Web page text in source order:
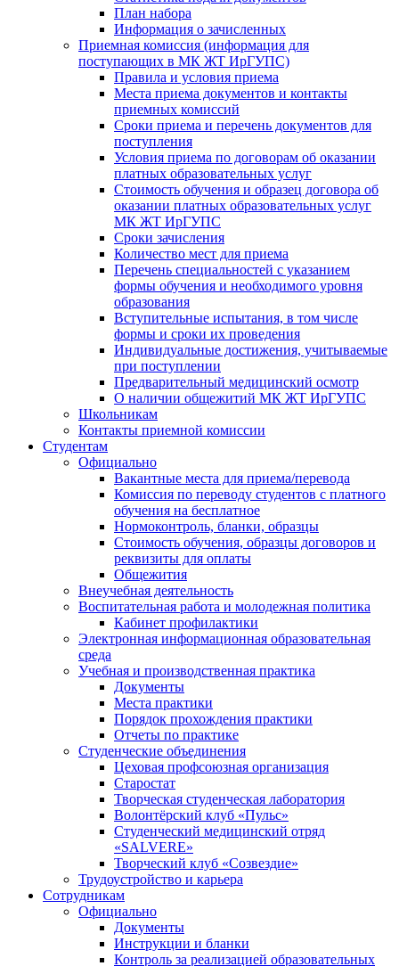
План набора
Информация о зачисленных
Приемная комиссия (информация для
поступающих в МК ЖТ ИрГУПС)
Правила и условия приема
Места приема документов и контакты
приемных комиссий
Сроки приема и перечень документов для
поступления
Условия приема по договорам об оказании
платных образовательных услуг
Стоимость обучения и образец договора об
оказании платных образовательных услуг
МК ЖТ ИрГУПС
Сроки зачисления
Количество мест для приема
Перечень специальностей с указанием
формы обучения и необходимого уровня
образования
Вступительные испытания, в том числе
формы и сроки их проведения
Индивидуальные достижения, учитываемые
при поступлении
Предварительный медицинский осмотр
О наличии общежитий МК ЖТ ИрГУПС
Школьникам
Контакты приемной комиссии
Студентам
Официально
Вакантные места для приема/перевода
Комиссия по переводу студентов с платного
обучения на бесплатное
Нормоконтроль, бланки, образцы
Стоимость обучения, образцы договоров и
реквизиты для оплаты
Общежития
Внеучебная деятельность
Воспитательная работа и молодежная политика
Кабинет профилактики
Электронная информационная образовательная
среда
Учебная и производственная практика
Документы
Места практики
Порядок прохождения практики
Отчеты по практике
Студенческие объединения
Цеховая профсоюзная организация
Старостат
Творческая студенческая лаборатория
Волонтёрский клуб «Пульс»
Студенческий медицинский отряд
«SALVERE»
Творческий клуб «Созвездие»
Трудоустройство и карьера
Сотрудникам
Официально
Документы
Инструкции и бланки
Контроль за реализацией образовательных